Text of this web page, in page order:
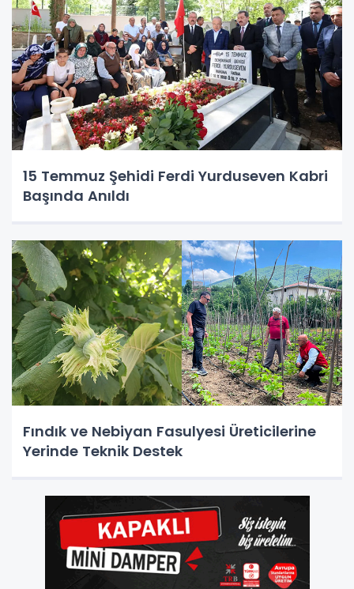
15 Temmuz Şehidi Ferdi Yurduseven Kabri
Başında Anıldı
Fındık ve Nebiyan Fasulyesi Üreticilerine
Yerinde Teknik Destek